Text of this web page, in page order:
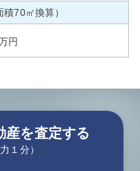
70㎡換算）
円
産を査定する
１分）